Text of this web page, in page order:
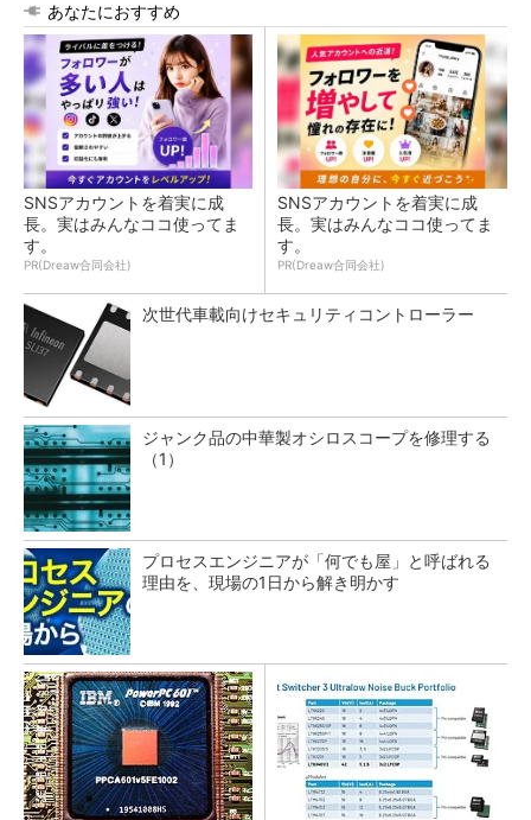
あなたにおすすめ
SNSアカウントを着実に成
長。実はみんなココ使ってま
す。
PR(Dreaw合同会社)
SNSアカウントを着実に成
長。実はみんなココ使ってま
す。
PR(Dreaw合同会社)
次世代車載向けセキュリティコントローラー
ジャンク品の中華製オシロスコープを修理する
（1）
プロセスエンジニアが「何でも屋」と呼ばれる
理由を、現場の1日から解き明かす